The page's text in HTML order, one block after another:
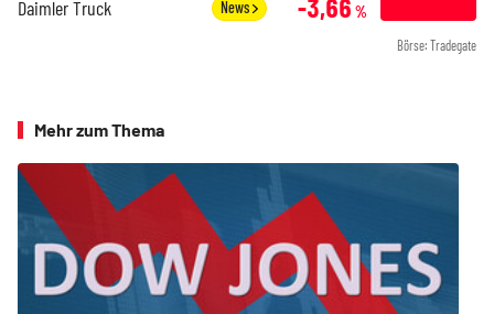
Daimler Truck News -3,66 %
Börse: Tradegate
Mehr zum Thema